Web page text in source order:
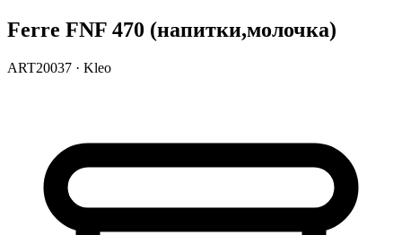
Ferre FNF 470 (напитки,молочка)
ART20037 · Kleo